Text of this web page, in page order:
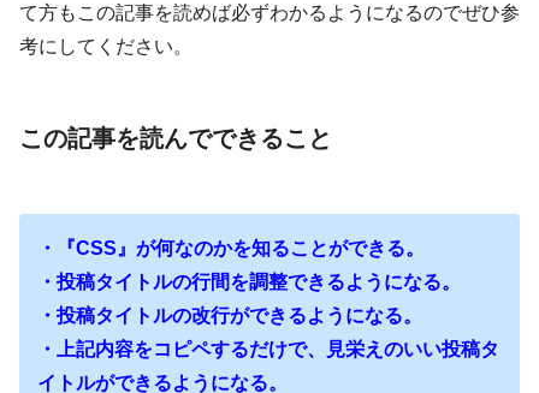
て方もこの記事を読めば必ずわかるようになるのでぜひ参
考にしてください。
この記事を読んでできること
・『CSS』が何なのかを知ることができる。
・投稿タイトルの行間を調整できるようになる。
・投稿タイトルの改行ができるようになる。
・上記内容をコピペするだけで、見栄えのいい投稿タ
イトルができるようになる。